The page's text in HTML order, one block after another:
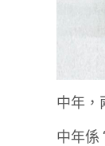
中年，
中年係